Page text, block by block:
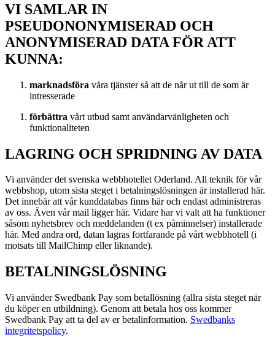
VI SAMLAR IN
PSEUDONONYMISERAD OCH
ANONYMISERAD DATA FÖR ATT
KUNNA:
marknadsföra våra tjänster så att de når ut till de som är
intresserade
förbättra vårt utbud samt användarvänligheten och
funktionaliteten
LAGRING OCH SPRIDNING AV DATA
Vi använder det svenska webbhotellet Oderland. All teknik för vår
webbshop, utom sista steget i betalningslösningen är installerad här.
Det innebär att vår kunddatabas finns här och endast administreras
av oss. Även vår mail ligger här. Vidare har vi valt att ha funktioner
såsom nyhetsbrev och meddelanden (t ex påminnelser) installerade
här. Med andra ord, datan lagras fortfarande på vårt webbhotell (i
motsats till MailChimp eller liknande).
BETALNINGSLÖSNING
Vi använder Swedbank Pay som betallösning (allra sista steget när
du köper en utbildning). Genom att betala hos oss kommer
Swedbank Pay att ta del av er betalinformation. Swedbanks
integritetspolicy.